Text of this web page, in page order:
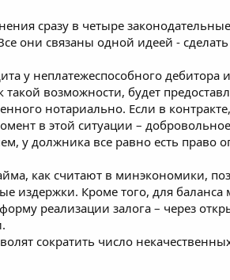
сразу в четыре
они связаны одной идеей -
у неплатежеспособного
возможности, будет
нотариально. Если в
в этой ситуации –
у должника все равно есть право
как считают в минэкономики,
издержки. Кроме того, для
реализации залога – через
сократить число